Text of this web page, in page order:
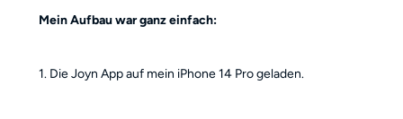
Mein Aufbau war ganz einfach:
1. Die Joyn App auf mein iPhone 14 Pro geladen.